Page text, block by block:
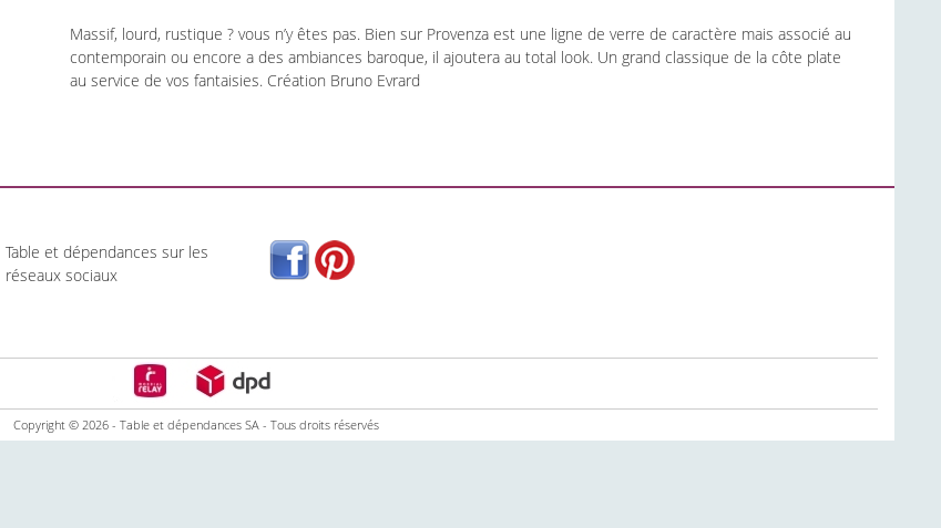
Massif, lourd, rustique ? vous n’y êtes pas. Bien sur Provenza est une ligne de verre de caractère mais associé au
contemporain ou encore a des ambiances baroque, il ajoutera au total look. Un grand classique de la côte plate
au service de vos fantaisies. Création Bruno Evrard
Table et dépendances sur les
réseaux sociaux
Copyright © 2026 - Table et dépendances SA - Tous droits réservés